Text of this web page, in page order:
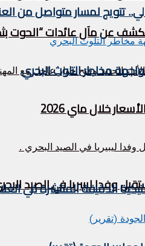
خلال ماي 2026
تتويج لمسار متواصل من
الدقيقة المنتشرة في